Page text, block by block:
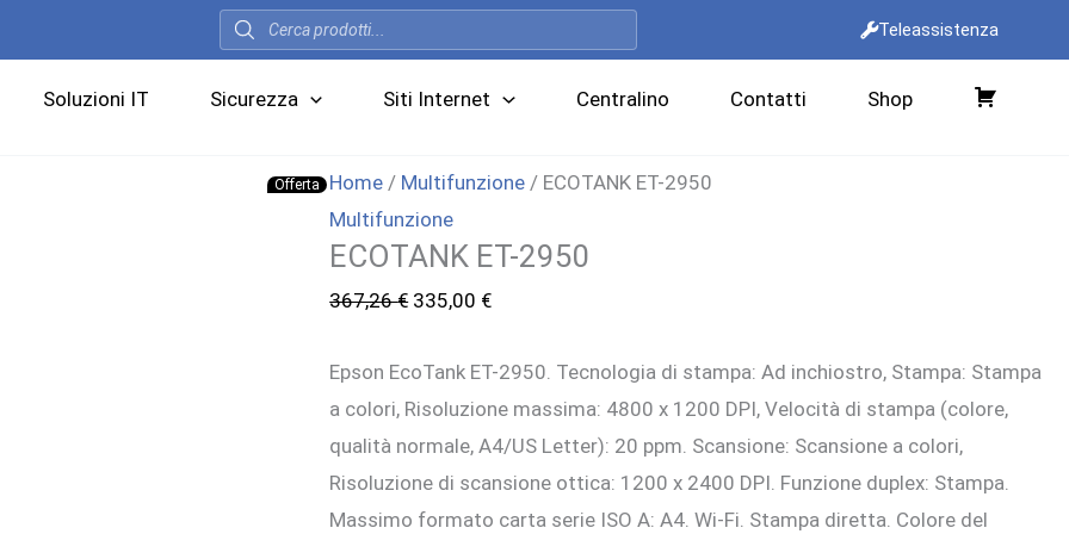
Products
search
Teleassistenza
Soluzioni IT Sicurezza Siti Internet Centralino Contatti Shop
o
Offerta Home / Multifunzione / ECOTANK ET-2950
Multifunzione
ECOTANK ET-2950
367,26€ Il
originale
era:
367,26 €.
335,00 €Il
attuale
è:
335,00 €.
Epson EcoTank ET-2950. Tecnologia di stampa: Ad inchiostro, Stampa: Stampa
a colori, Risoluzione massima: 4800 x 1200 DPI, Velocità di stampa (colore,
qualità normale, A4/US Letter): 20 ppm. Scansione: Scansione a colori,
Risoluzione di scansione ottica: 1200 x 2400 DPI. Funzione duplex: Stampa.
Massimo formato carta serie ISO A: A4. Wi-Fi. Stampa diretta. Colore del